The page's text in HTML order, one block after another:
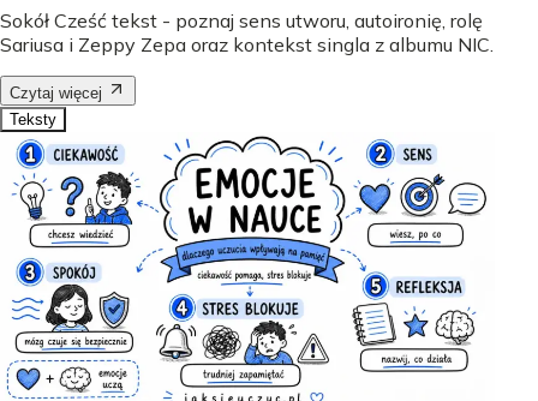
Sokół Cześć tekst - poznaj sens utworu, autoironię, rolę
Sariusa i Zeppy Zepa oraz kontekst singla z albumu NIC.
Czytaj więcej
Teksty